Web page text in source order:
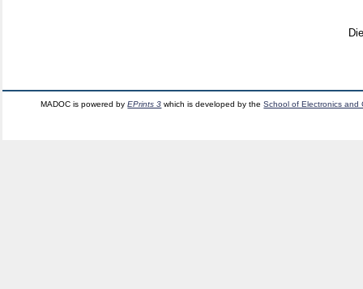
MADOC is powered byEPrints 3 which is developed by theSchool of Electronics and